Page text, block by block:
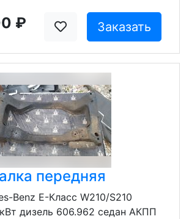
₽ Заказать
передняя
Benz E-Класс W210/S210
дизель 606.962 седан АКПП